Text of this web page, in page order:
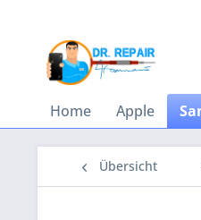
Home Apple
Übersicht